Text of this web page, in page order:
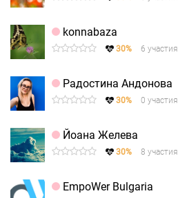
konnabaza
30% 6 участия
Радостина Андонова
30% 0 участия
Йоана Желева
30% 8 участия
EmpoWer Bulgaria